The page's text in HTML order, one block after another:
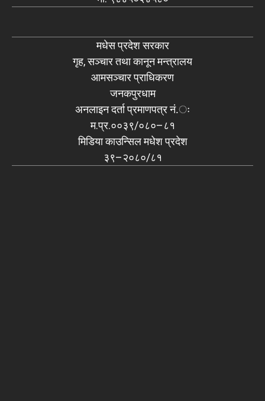
मधेस प्रदेश सरकार
गृह, सञ्चार तथा कानून मन्त्रालय
आमसञ्चार प्राधिकरण
जनकपुरधाम
अनलाइन दर्ता प्रमाणपत्र नं.ः
म.प्र.००३९/०८०–८१
मिडिया काउन्सिल मधेश प्रदेश
३९–२०८०/८१